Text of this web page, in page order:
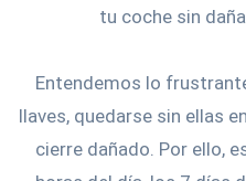
tu coche sin
Entendemos lo
llaves, quedarse sin ellas
cierre dañado. Por ello,